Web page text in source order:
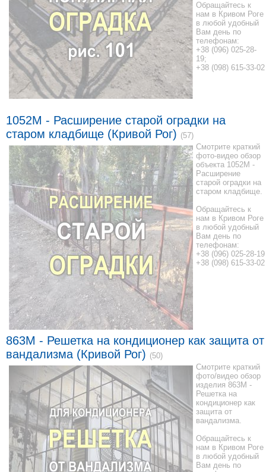
Обращайтесь к
нам в Кривом Роге
в любой удобный
Вам день по
телефонам:
+38 (096) 025-28-
19;
+38 (098) 615-33-02
1052M - Расширение старой оградки на
старом кладбище (Кривой Рог) (57)
Смотрите краткий
фото-видео обзор
объекта 1052M -
Расширение
старой оградки на
старом кладбище.
Обращайтесь к
нам в Кривом Роге
в любой удобный
Вам день по
телефонам:
+38 (096) 025-28-19
+38 (098) 615-33-02
863M - Решетка на кондиционер как защита от
вандализма (Кривой Рог) (50)
Смотрите краткий
фото/видео обзор
изделия 863M -
Решетка на
кондиционер как
защита от
вандализма.
Обращайтесь к
нам в Кривом Роге
в любой удобный
Вам день по